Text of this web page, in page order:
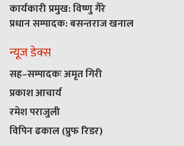
कार्यकारी प्रमुख: विष्णु गैरे
प्रधान सम्पादक: बसन्तराज खनाल
न्यूज डेक्स
सह–सम्पादकः अमृत गिरी
प्रकाश आचार्य
रमेश पराजुली
विपिन ढकाल (प्रुफ रिडर)